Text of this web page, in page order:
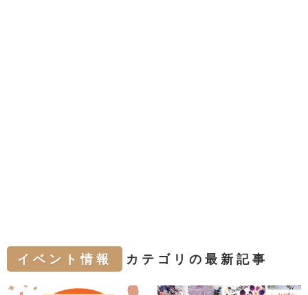
イベント情報 カテゴリの最新記事